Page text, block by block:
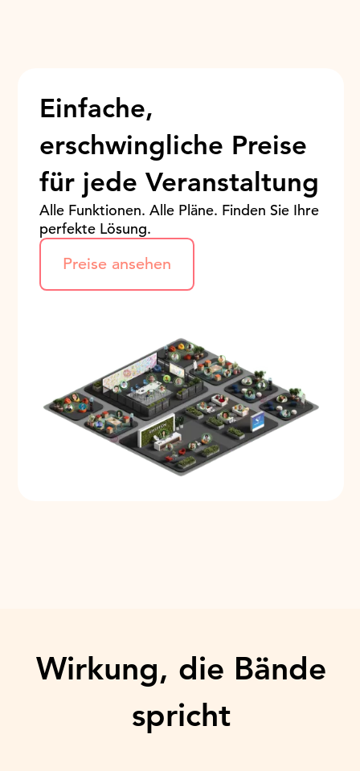
Einfache,
erschwingliche Preise
für jede Veranstaltung
Alle Funktionen. Alle Pläne. Finden Sie Ihre
perfekte Lösung.
Preise ansehen
Wirkung, die Bände
spricht